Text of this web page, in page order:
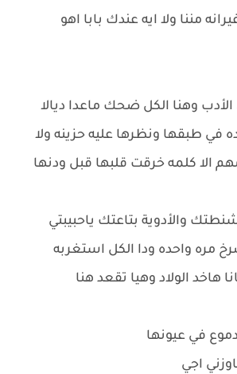
مننا ولا ايه عندك بابا اهو
وهنا الكل ضحك ماعدا ديالا
في طبقها ونظرها عليه حزينه ولا
الا كلمه خرقت قلبها قبل ودنها
والأدوية بتاعتك ياحبيبتي
مره واحده ودا الكل استغربه
هاخد الولاد وهيا تقعد هنا
في عيونها
اجي